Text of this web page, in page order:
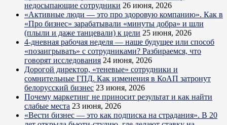
недосыпающие сотрудники 26 июня, 2026
«Активные люди — это про здоровую компанию». Как в
«Про бизнес» зарабатывали «минуты добра» и шли
(плыли и даже танцевали) к цели 25 июня, 2026
4-дневная рабочая неделя — наше будущее или способ
«позаигрывать» с сотрудниками? Разбираемся, что
говорят исследования 24 июня, 2026
Дорогой директор, «теневые» сотрудники и
сомнительные ГПД. Как изменения в КоАП затронут
белорусский бизнес 23 июня, 2026
Почему маркетинг не приносит результат и как найти
слабые места 23 июня, 2026
«Вести бизнес — это как подписка на страдания». В 20